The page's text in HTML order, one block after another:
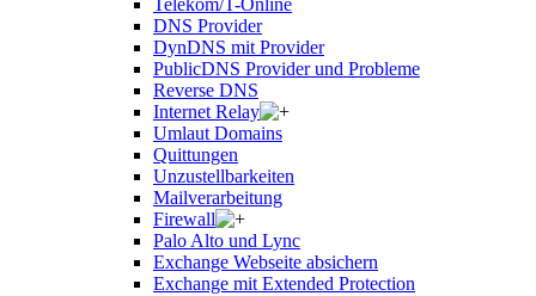
Telekom/T-Online
DNS Provider
DynDNS mit Provider
PublicDNS Provider und Probleme
Reverse DNS
Internet Relay
Umlaut Domains
Quittungen
Unzustellbarkeiten
Mailverarbeitung
Firewall
Palo Alto und Lync
Exchange Webseite absichern
Exchange mit Extended Protection